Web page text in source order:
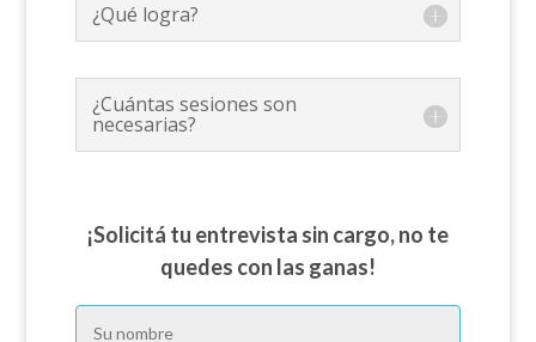
¿Qué logra?
¿Cuántas sesiones son
necesarias?
¡Solicitá tu entrevista sin cargo, no te
quedes con las ganas!